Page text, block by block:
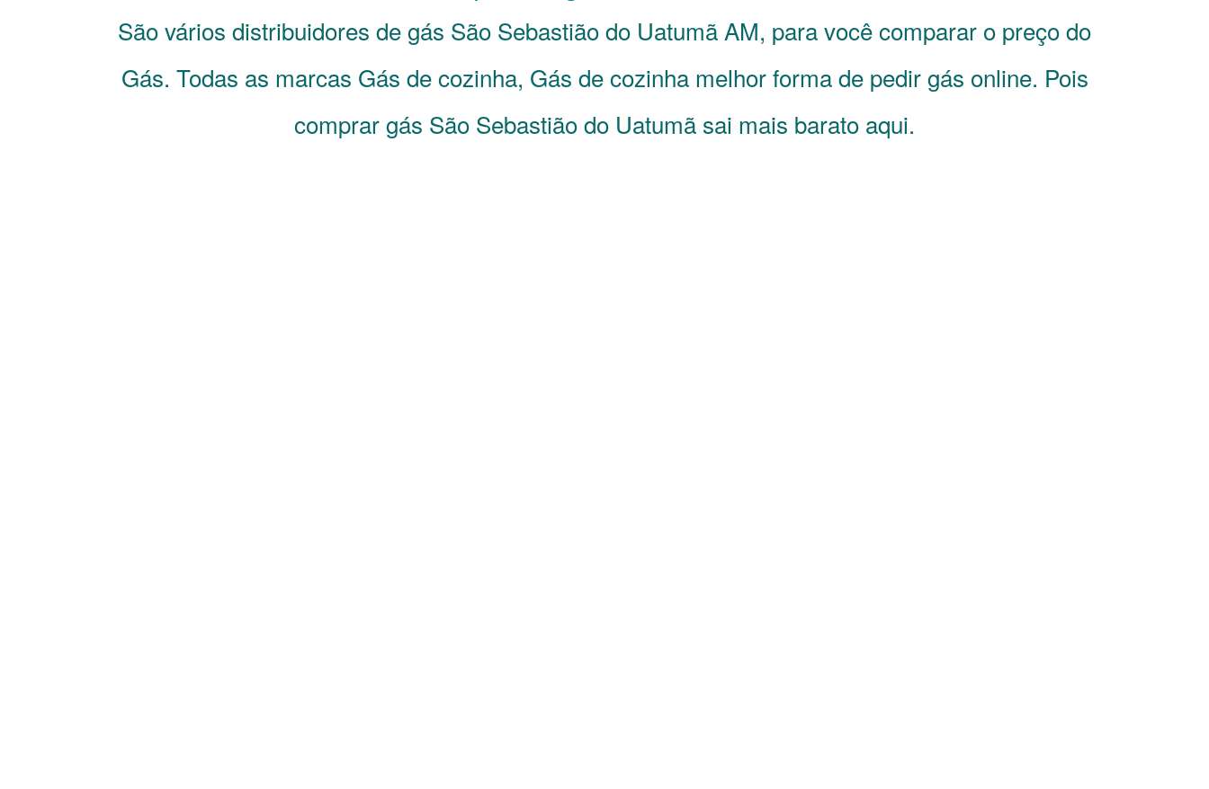
São vários distribuidores de gás São Sebastião do Uatumã AM, para você comparar o preço do
Gás. Todas as marcas Gás de cozinha, Gás de cozinha melhor forma de pedir gás online. Pois
comprar gás São Sebastião do Uatumã sai mais barato aqui.